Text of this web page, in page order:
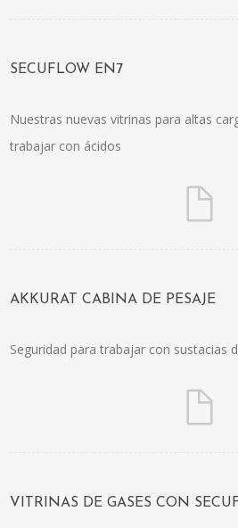
SECUFLOW EN7
Nuestras nuevas vitrinas para altas
trabajar con ácidos
AKKURAT CABINA DE PESAJE
Seguridad para trabajar con sustacias
VITRINAS DE GASES CON